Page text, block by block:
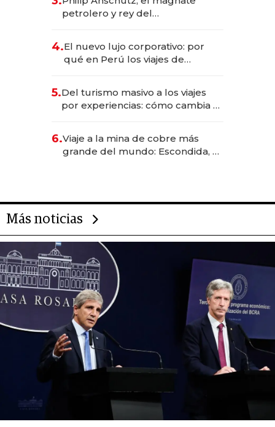
petrolero y rey del
Fénix
4.El nuevo lujo corporativo: por
qué en Perú los viajes de
transformadoras
5.Del turismo masivo a los viajes
por experiencias: cómo cambia el
6.Viaje a la mina de cobre más
grande del mundo: Escondida, el
Más noticias